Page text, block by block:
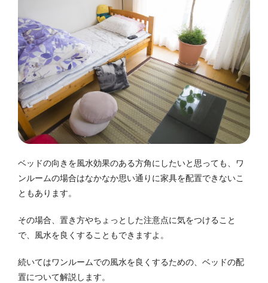
ベッドの向きを風水効果のある方角にしたいと思っても、ワ
ンルームの場合はなかなか思い通りに家具を配置できないこ
ともあります。
その場合、置き方やちょっとした注意点に気をつけること
で、風水を良くすることもできますよ。
続いてはワンルームでの風水を良くするための、ベッドの配
置について解説します。